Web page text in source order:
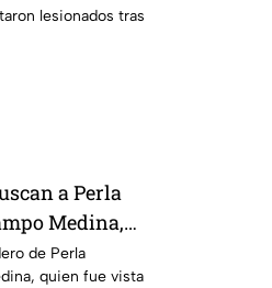
lesionados tras
a Perla
Medina,
de Perla
quien fue vista